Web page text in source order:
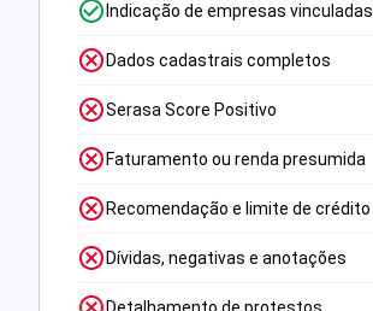
Indicação de empresas vinculadas
Dados cadastrais completos
Serasa Score Positivo
Faturamento ou renda presumida
Recomendação e limite de crédito
Dívidas, negativas e anotações